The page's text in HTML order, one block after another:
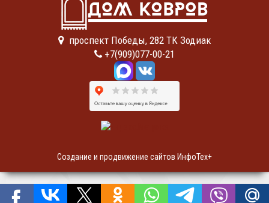
проспект Победы, 282 ТК Зодиак
+7(909)077-00-21
Создание и продвижение сайтов ИнфоТех+